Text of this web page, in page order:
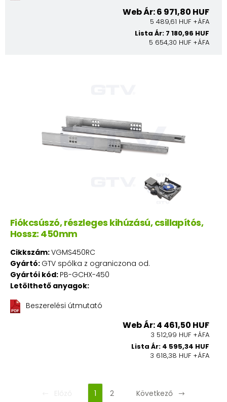
Web Ár: 6 971,80 HUF
5 489,61 HUF +ÁFA
Lista Ár: 7 180,96 HUF
5 654,30 HUF +ÁFA
Fiókcsúszó, részleges kihúzású, csillapítós,
Hossz: 450mm
Cikkszám:VGMS450RC
Gyártó: GTV spólka z ograniczona od.
Gyártói kód: PB-GCHX-450
Letölthető anyagok:
Beszerelési útmutató
Web Ár: 4 461,50 HUF
3 512,99 HUF +ÁFA
Lista Ár: 4 595,34 HUF
3 618,38 HUF +ÁFA
1 2 Következő